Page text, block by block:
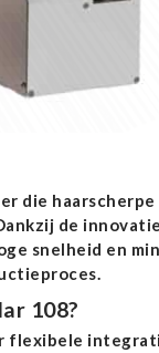
die haarscherpe
de
snelheid en
108?
flexibele